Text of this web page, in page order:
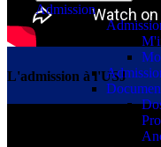
Admission
L'admission à l'USJ